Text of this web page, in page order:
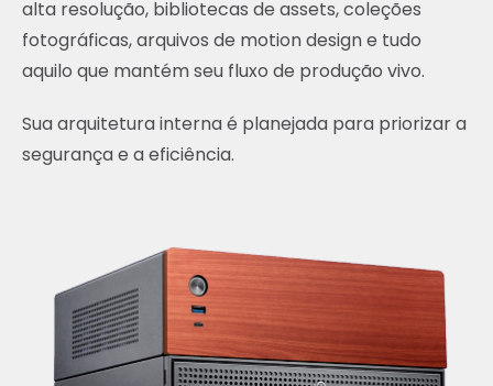
alta resolução, bibliotecas de assets, coleções
fotográficas, arquivos de motion design e tudo
aquilo que mantém seu fluxo de produção vivo.
Sua arquitetura interna é planejada para priorizar a
segurança e a eficiência.